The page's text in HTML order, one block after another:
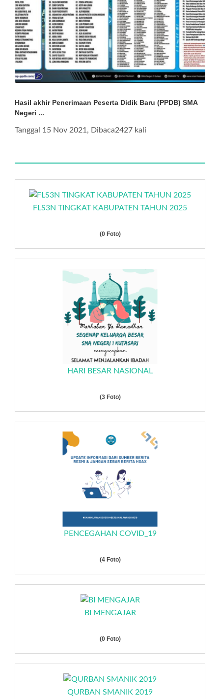
Hasil akhir Penerimaan Peserta Didik Baru (PPDB) SMA
Negeri ...
Tanggal 15 Nov 2021, Dibaca2427 kali
FLS3N TINGKAT KABUPATEN TAHUN 2025
(0 Foto)
HARI BESAR NASIONAL
(3 Foto)
PENCEGAHAN COVID_19
(4 Foto)
BI MENGAJAR
(0 Foto)
QURBAN SMANIK 2019